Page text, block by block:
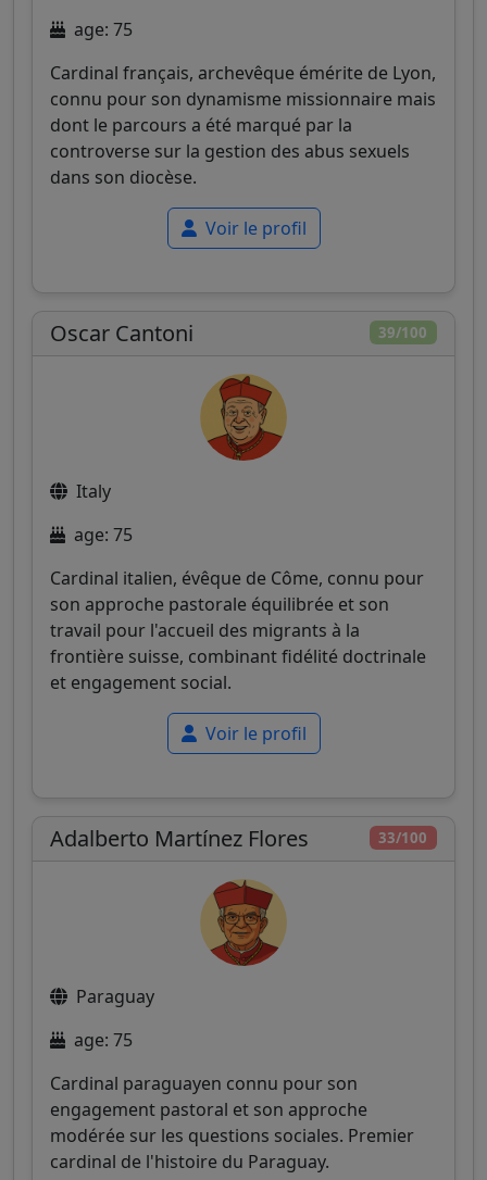
age: 75
Cardinal français, archevêque émérite de Lyon,
connu pour son dynamisme missionnaire mais
dont le parcours a été marqué par la
controverse sur la gestion des abus sexuels
dans son diocèse.
Voir le profil
39/100
Oscar Cantoni
Italy
age: 75
Cardinal italien, évêque de Côme, connu pour
son approche pastorale équilibrée et son
travail pour l'accueil des migrants à la
frontière suisse, combinant fidélité doctrinale
et engagement social.
Voir le profil
33/100
Adalberto Martínez Flores
Paraguay
age: 75
Cardinal paraguayen connu pour son
engagement pastoral et son approche
modérée sur les questions sociales. Premier
cardinal de l'histoire du Paraguay.